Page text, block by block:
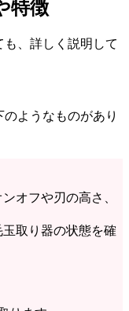
特徴
も、詳しく説明して
ようなものがあり
オフや刃の高さ、
取り器の状態を確